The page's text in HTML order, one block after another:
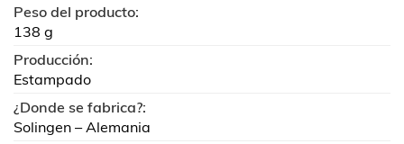
Peso del producto:
138 g
Producción:
Estampado
¿Donde se fabrica?:
Solingen – Alemania